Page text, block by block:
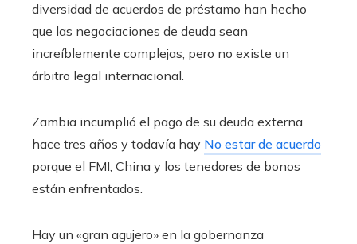
diversidad de acuerdos de préstamo han hecho
que las negociaciones de deuda sean
increíblemente complejas, pero no existe un
árbitro legal internacional.
Zambia incumplió el pago de su deuda externa
hace tres años y todavía hay No estar de acuerdo
porque el FMI, China y los tenedores de bonos
están enfrentados.
Hay un «gran agujero» en la gobernanza